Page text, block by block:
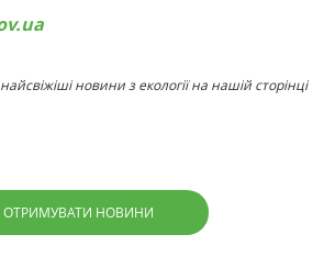
новини з екології на нашій сторінці
ОТРИМУВАТИ НОВИНИ